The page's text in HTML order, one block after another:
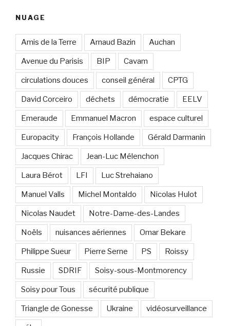
NUAGE
Amis de la Terre Arnaud Bazin Auchan
Avenue du Parisis BIP Cavam
circulations douces conseil général CPTG
David Corceiro déchets démocratie EELV
Emeraude Emmanuel Macron espace culturel
Europacity François Hollande Gérald Darmanin
Jacques Chirac Jean-Luc Mélenchon
Laura Bérot LFI Luc Strehaiano
Manuel Valls Michel Montaldo Nicolas Hulot
Nicolas Naudet Notre-Dame-des-Landes
Noëls nuisances aériennes Omar Bekare
Philippe Sueur Pierre Serne PS Roissy
Russie SDRIF Soisy-sous-Montmorency
Soisy pour Tous sécurité publique
Triangle de Gonesse Ukraine vidéosurveillance